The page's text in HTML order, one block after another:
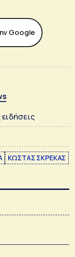
Google
ΚΩΣΤΑΣ ΣΚΡΕΚΑΣ